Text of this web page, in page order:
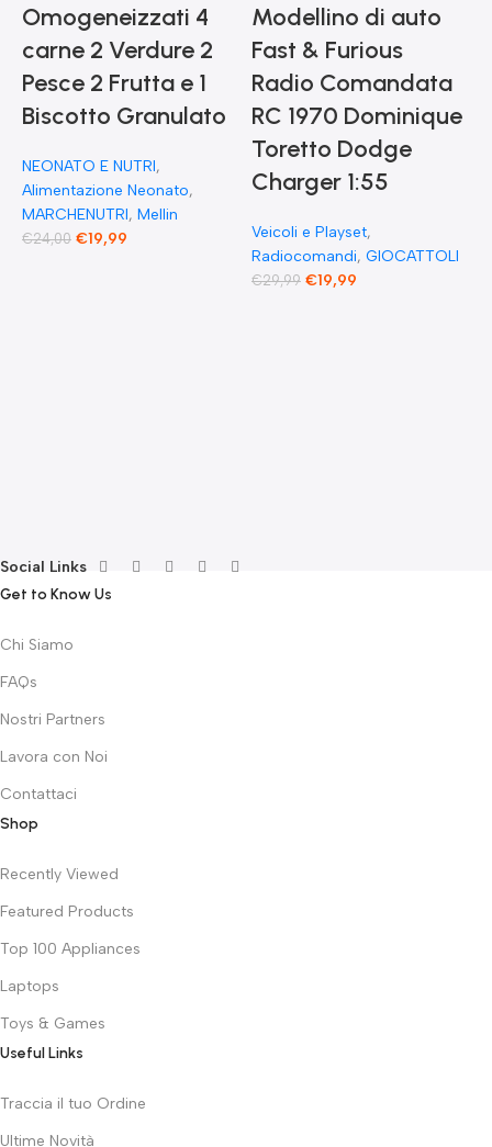
Omogeneizzati 4
carne 2 Verdure 2
Pesce 2 Frutta e 1
Biscotto Granulato
NEONATO E NUTRI,
Alimentazione Neonato,
MARCHENUTRI, Mellin
€24,00 €19,99
Modellino di auto
Fast & Furious
Radio Comandata
RC 1970 Dominique
Toretto Dodge
Charger 1:55
Veicoli e Playset,
Radiocomandi, GIOCATTOLI
€29,99 €19,99
Social Links
Get to Know Us
Chi Siamo
FAQs
Nostri Partners
Lavora con Noi
Contattaci
Shop
Recently Viewed
Featured Products
Top 100 Appliances
Laptops
Toys & Games
Useful Links
Traccia il tuo Ordine
Ultime Novità